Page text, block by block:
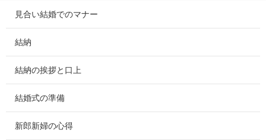
見合い結婚でのマナー
結納
結納の挨拶と口上
結婚式の準備
新郎新婦の心得